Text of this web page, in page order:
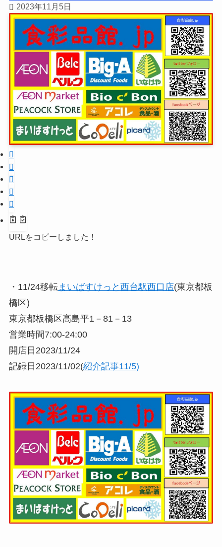
2023年11月5日
URLをコピーしました！
・11/24移転まいばすけっと西台駅西口店(東京都板
橋区)
東京都板橋区高島平1－81－13
営業時間7:00-24:00
開店日2023/11/24
記録日2023/11/02(紹介記事11/5)